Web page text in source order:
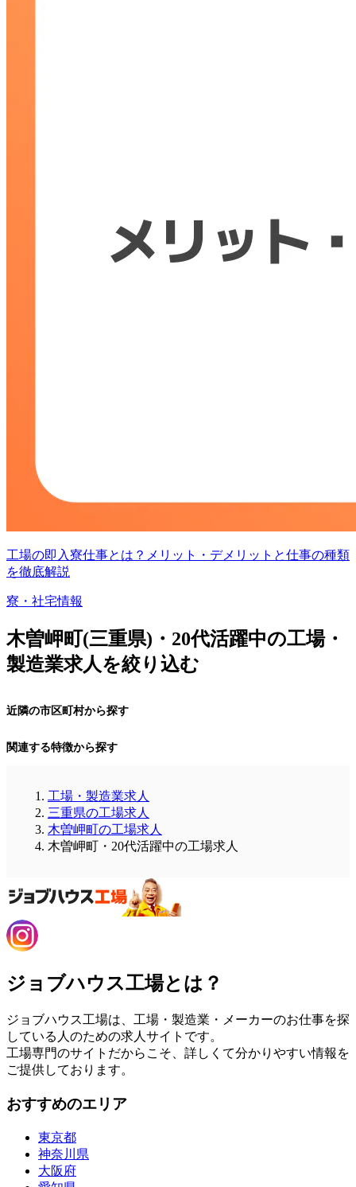
工場の即入寮仕事とは？メリット・デメリットと仕事の種類
を徹底解説
寮・社宅情報
木曽岬町(三重県)・20代活躍中の工場・
製造業求人を絞り込む
近隣の市区町村から探す
関連する特徴から探す
工場・製造業求人
三重県の工場求人
木曽岬町の工場求人
木曽岬町・20代活躍中の工場求人
ジョブハウス工場とは？
ジョブハウス工場は、工場・製造業・メーカーのお仕事を探
している人のための求人サイトです。
工場専門のサイトだからこそ、詳しくて分かりやすい情報を
ご提供しております。
おすすめのエリア
東京都
神奈川県
大阪府